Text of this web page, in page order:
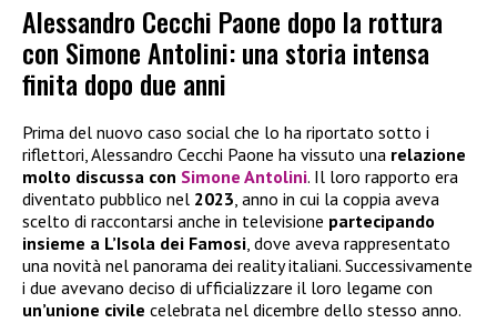
Alessandro Cecchi Paone dopo la rottura
con Simone Antolini: una storia intensa
finita dopo due anni
Prima del nuovo caso social che lo ha riportato sotto i
riflettori, Alessandro Cecchi Paone ha vissuto una relazione
molto discussa con Simone Antolini. Il loro rapporto era
diventato pubblico nel 2023, anno in cui la coppia aveva
scelto di raccontarsi anche in televisione partecipando
insieme a L’Isola dei Famosi, dove aveva rappresentato
una novità nel panorama dei reality italiani. Successivamente
i due avevano deciso di ufficializzare il loro legame con
un’unione civile celebrata nel dicembre dello stesso anno.